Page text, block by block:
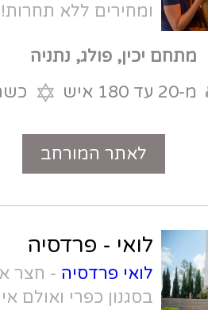
כשר רבנות עם
גלאט
כשר
טלפון
חצר אירועים פתוחה
אירועים טכנולוגי